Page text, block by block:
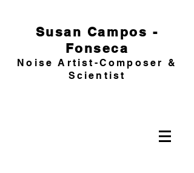
Susan Campos -
Fonseca
Noise Artist-Composer &
Scientist